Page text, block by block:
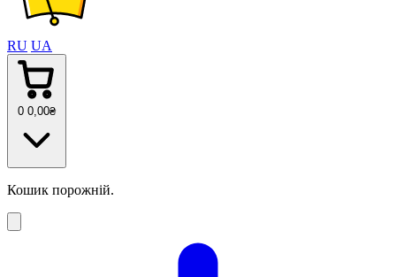
RU UA
0 0 ,00₴
Кошик порожній.